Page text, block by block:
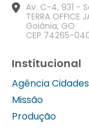
Av. C-4, 931 -
TERRA OFFICE
Goiânia, GO
CEP 74265-
Institucional
Agência Cidades
Missão
Produção